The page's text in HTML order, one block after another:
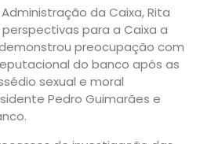
da Caixa, Rita
para a Caixa a
preocupação com
do banco após as
sexual e moral
Pedro Guimarães e